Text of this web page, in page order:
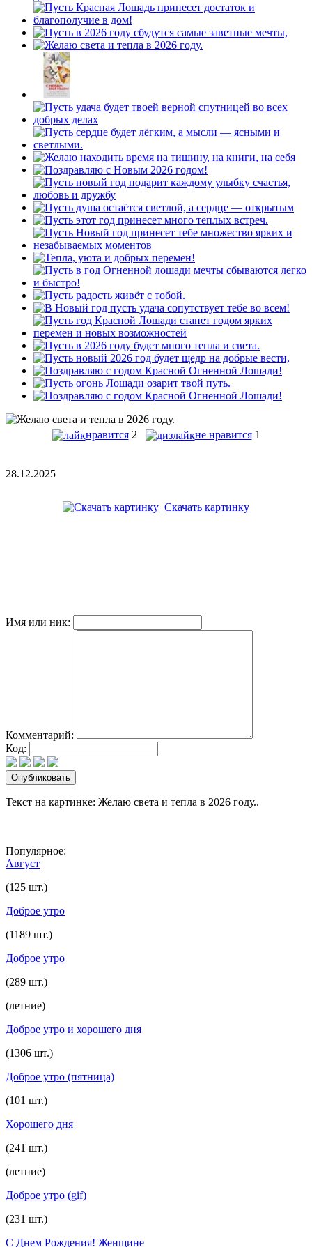
нравится 2 не нравится 1
28.12.2025
Скачать картинку
Имя или ник:
Комментарий:
Код:
Текст на картинке: Желаю света и тепла в 2026 году..
Популярное:
Август
(125 шт.)
Доброе утро
(1189 шт.)
Доброе утро
(289 шт.)
(летние)
Доброе утро и хорошего дня
(1306 шт.)
Доброе утро (пятница)
(101 шт.)
Хорошего дня
(241 шт.)
(летние)
Доброе утро (gif)
(231 шт.)
С Днем Рождения! Женщине